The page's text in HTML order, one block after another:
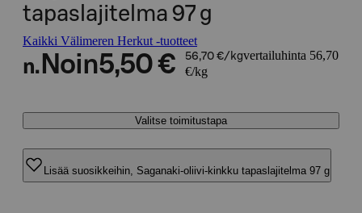
tapaslajitelma 97 g
Kaikki Välimeren Herkut -tuotteet
n. Noin5,50 € 56,70 €/kgvertailuhinta 56,70
€/kg
Valitse toimitustapa
Lisää suosikkeihin, Saganaki-oliivi-kinkku tapaslajitelma 97 g